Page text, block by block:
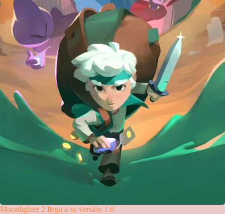
Moonlighter 2 llega a su versión 1.0